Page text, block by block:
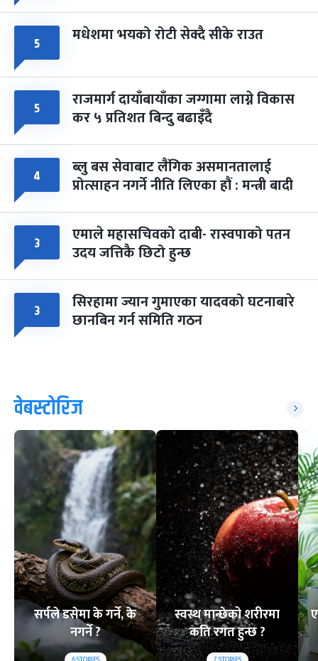
५ मधेशमा भयको रोटी सेक्दै सीके राउत
५ राजमार्ग दायाँबायाँका जग्गामा लाग्ने विकास
कर ५ प्रतिशत बिन्दु बढाइँदै
४ ब्लु बस सेवाबाट लैंगिक असमानतालाई
प्रोत्साहन नगर्ने नीति लिएका हौं : मन्त्री बादी
३ एमाले महासचिवको दाबी- रास्वपाको पतन
उदय जत्तिकै छिटो हुन्छ
३ सिरहामा ज्यान गुमाएका यादवको घटनाबारे
छानबिन गर्न समिति गठन
वेबस्टोरिज
सर्पले डसेमा के गर्ने, के
नगर्ने ?
स्वस्थ मान्छेको शरीरमा
कति रगत हुन्छ ?